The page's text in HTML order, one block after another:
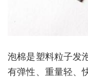
泡棉是塑料粒子发
有弹性、重量轻、